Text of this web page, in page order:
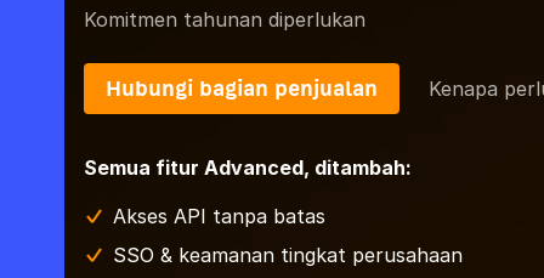
Komitmen tahunan diperlukan
Hubungi bagian penjualan Kenapa
Semua fitur Advanced, ditambah:
Akses API tanpa batas
SSO & keamanan tingkat perusahaan